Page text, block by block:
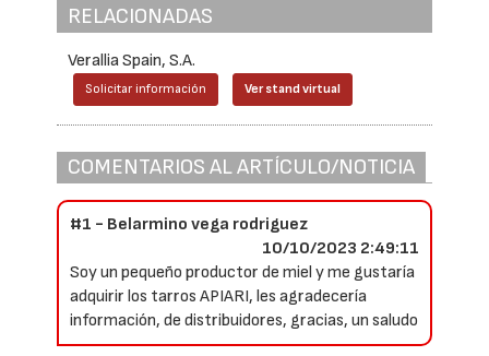
RELACIONADAS
Verallia Spain, S.A.
Solicitar información Ver stand virtual
COMENTARIOS AL ARTÍCULO/NOTICIA
#1 - Belarmino vega rodriguez
10/10/2023 2:49:11
Soy un pequeño productor de miel y me gustaría
adquirir los tarros APIARI, les agradecería
información, de distribuidores, gracias, un saludo